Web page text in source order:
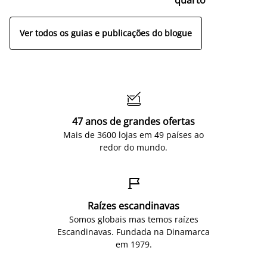
Ver todos os guias e publicações do blogue

47 anos de grandes ofertas
Mais de 3600 lojas em 49 países ao
redor do mundo.

Raízes escandinavas
Somos globais mas temos raízes
Escandinavas. Fundada na Dinamarca
em 1979.